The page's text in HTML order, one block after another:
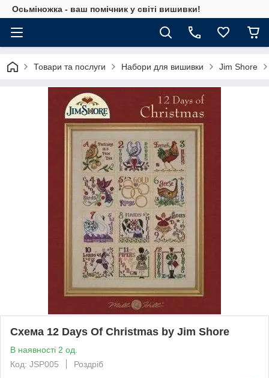
Осьміножка - ваш помічник у світі вишивки!
Товари та послуги Набори для вишивки Jim Shore
Схема 12 Days Of Christmas by Jim Shore
В наявності 2 од.
Код: JSP005
Роздріб